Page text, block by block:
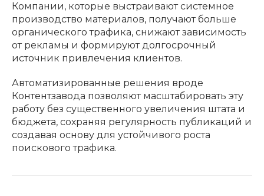
Компании, которые выстраивают системное
производство материалов, получают больше
органического трафика, снижают зависимость
от рекламы и формируют долгосрочный
источник привлечения клиентов.
Автоматизированные решения вроде
Контентзавода позволяют масштабировать эту
работу без существенного увеличения штата и
бюджета, сохраняя регулярность публикаций и
создавая основу для устойчивого роста
поискового трафика.